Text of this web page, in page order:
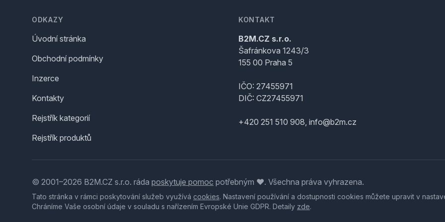
ODKAZY
Úvodní stránka
Obchodní podmínky
Inzerce
Kontakty
Rejstřík kategorií
Rejstřík produktů
KONTAKT
B2M.CZ s.r.o.
Šafránkova 1243/3
155 00 Praha 5
IČO: 27455971
DIČ: CZ27455971
+420 251 510 908, info@b2m.cz
© 2001–2026 B2M.CZ s.r.o. ráda poskytuje pomoc potřebným ♥️. Všechna práva vyhrazena.
Tato stránka v rámci poskytování služeb využívá cookies. Nastavení používání a dostupnosti cookies můžete upravit v
Chráníme Vaše osobní údaje v souladu s nařízením Evropské Unie GDPR. Detaily zde.